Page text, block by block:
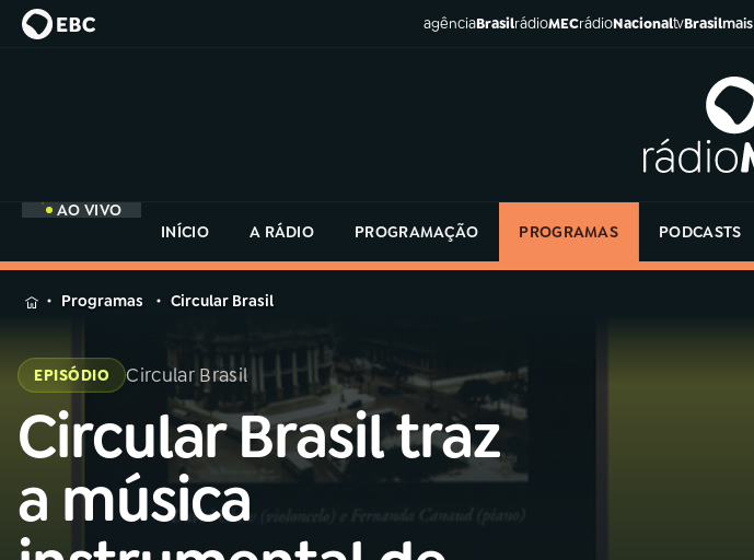
agênciaBrasilrádioMECrádioNacionaltvBrasilmais
AO VIVO
INÍCIO
A RÁDIO PROGRAMAÇÃO PROGRAMAS PODCASTS
MENU
Buscar
Rádio
MEC
Buscar
Início AO VIVO
01INÍCIO
na
Rádio
MEC
Programas Circular Brasil
EPISÓDIO Circular Brasil
Circular Brasil traz
a música